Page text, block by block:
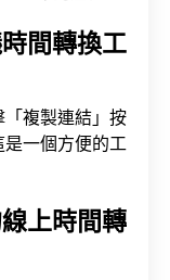
間轉換工
複製連結」按
一個方便的工
上時間轉